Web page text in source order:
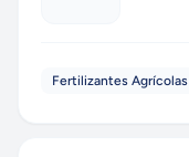
Fertilizantes Agrícolas